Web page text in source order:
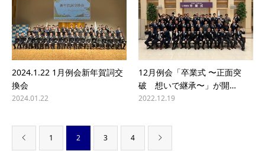
2024.1.22 1月例会新年賀詞交
換会
2024.01.22
12月例会「卒業式 〜正面突
破 想いで継承〜」が開…
2022.12.19
1 2 3 4